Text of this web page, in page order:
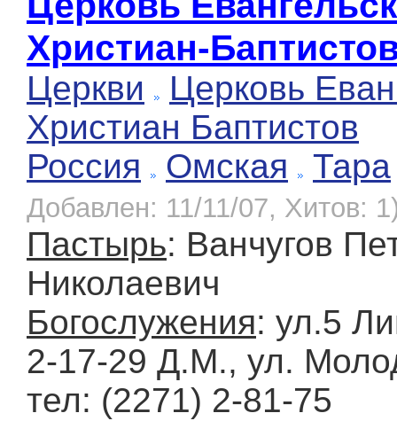
Христиан-
Церкви
Церковь
Христиан Баптистов
Россия
Омская Тара
Добавлен: 11/11/07, Хитов:
Пастырь: Ванчугов
Николаевич
Богослужения: ул.5
2-17-29 Д.М., ул.
тел: (2271) 2-81-75